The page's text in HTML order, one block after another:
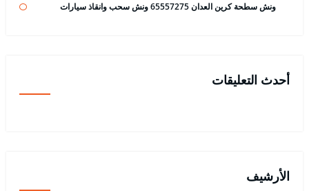
ونش سطحة كرين العدان 65557275 ونش سحب وانقاذ سيارات
أحدث التعليقات
الأرشيف